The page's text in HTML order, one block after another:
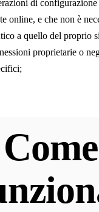
di configurazione
online, e che non è
a quello del proprio
proprietarie o
Come